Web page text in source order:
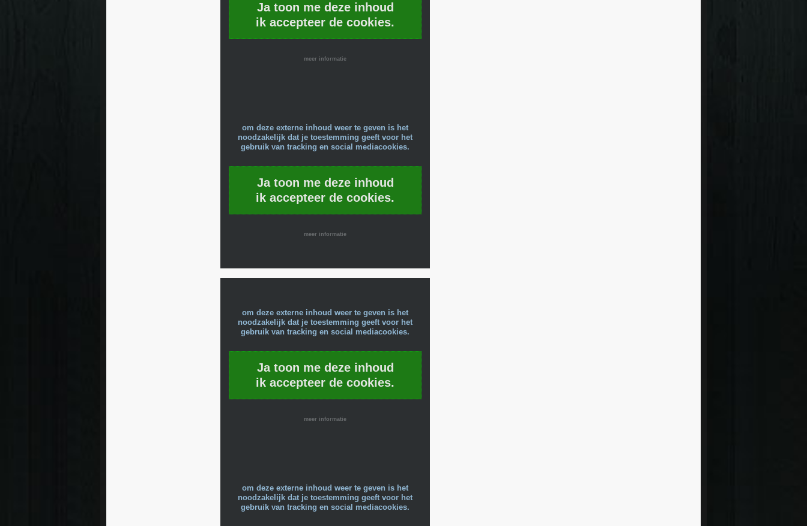
Ja toon me deze inhoud
ik accepteer de cookies.
meer informatie
om deze externe inhoud weer te geven is het
noodzakelijk dat je toestemming geeft voor het
gebruik van tracking en social mediacookies.
Ja toon me deze inhoud
ik accepteer de cookies.
meer informatie
om deze externe inhoud weer te geven is het
noodzakelijk dat je toestemming geeft voor het
gebruik van tracking en social mediacookies.
Ja toon me deze inhoud
ik accepteer de cookies.
meer informatie
om deze externe inhoud weer te geven is het
noodzakelijk dat je toestemming geeft voor het
gebruik van tracking en social mediacookies.